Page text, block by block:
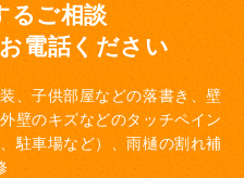
るご相談
電話ください
、子供部屋などの落書き、壁
外壁のキズなどのタッチペイン
駐車場など）、雨樋の割れ補